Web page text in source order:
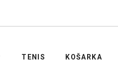
TENIS KOŠARKA